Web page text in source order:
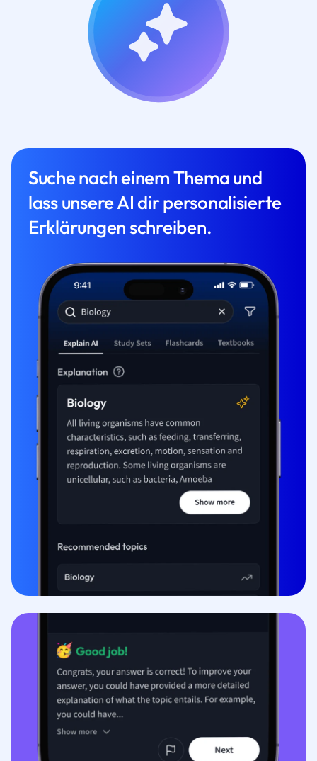
Suche nach einem Thema und
lass unsere AI dir personalisierte
Erklärungen schreiben.